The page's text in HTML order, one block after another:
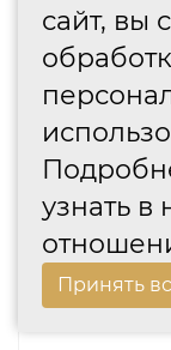
сайт, вы
узнать в
Принять